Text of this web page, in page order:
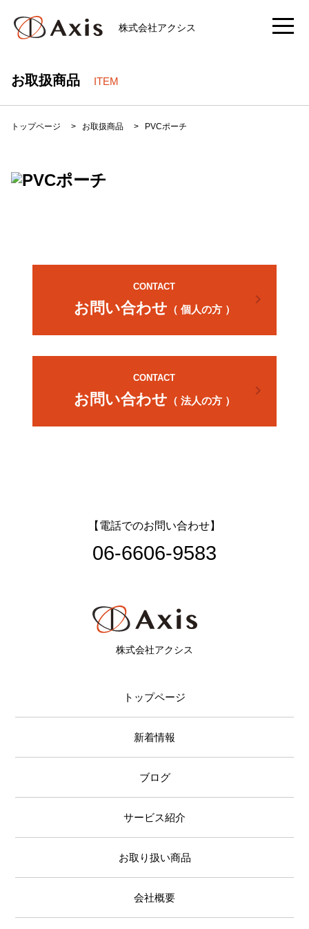
株式会社アクシス
お取扱商品 ITEM
トップページ > お取扱商品 > PVCポーチ
CONTACT
お問い合わせ （ 個人の方 ）
chevron_right
CONTACT
お問い合わせ （ 法人の方 ）
chevron_right
【電話でのお問い合わせ】
06-6606-9583
株式会社アクシス
トップページ
新着情報
ブログ
サービス紹介
お取り扱い商品
会社概要